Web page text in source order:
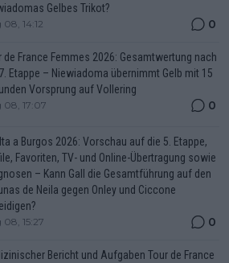
Gelbes Trikot?
08, 14:12 0
de France Femmes 2026: Gesamtwertung nach
Etappe – Niewiadoma übernimmt Gelb mit 15
Vorsprung auf Vollering
08, 17:07 0
a Burgos 2026: Vorschau auf die 5. Etappe,
Favoriten, TV- und Online-Übertragung sowie
– Kann Gall die Gesamtführung auf den
de Neila gegen Onley und Ciccone
08, 15:27 0
Bericht und Aufgaben Tour de France